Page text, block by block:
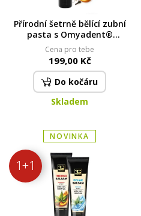
Přírodní šetrně bělící zubní
pasta s Omyadent®
(hydroxyapatit & kalcium
karbonát) | remineralizace
skloviny | pro citlivé zuby |
DEDRA DENT | 100 g
Cena pro tebe
199,00 Kč
Do kočáru
Skladem
NOVINKA
1+1